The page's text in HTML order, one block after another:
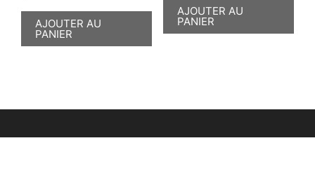
AJOUTER AU
PANIER
AJOUTER AU
PANIER